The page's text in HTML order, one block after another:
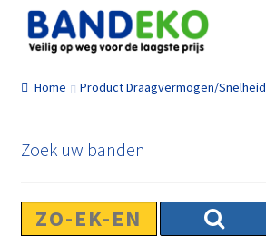
Informatie
Afrekenen
Home Product Draagvermogen/Snelheid
Zoek uw banden